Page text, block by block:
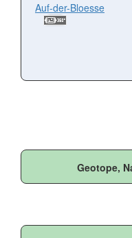
Auf-der-Bloesse
Geotope,